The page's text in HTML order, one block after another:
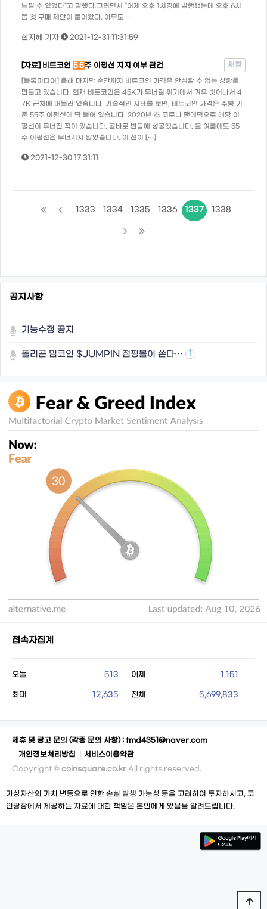
느낄 수 있었다"고 말했다.그러면서 "어제 오후 1시경에 발행했는데 오후 6시
쯤 첫 구매 제안이 들어왔다. 아무도 …
한지혜 기자 2021-12-31 11:31:59
[자료] 비트코인 55주 이평선 지지 여부 관건 새창
[블록미디어] 올해 마지막 순간까지 비트코인 가격은 안심할 수 없는 상황을
만들고 있습니다. 현재 비트코인은 45K가 무너질 위기에서 겨우 벗어나서 4
7K 근처에 머물러 있습니다. 기술적인 지표를 보면, 비트코인 가격은 주봉 기
준 55주 이평선에 딱 붙어 있습니다. 2020년 초 코로나 팬데믹으로 해당 이
평선이 무너진 적이 있습니다. 곧바로 반등에 성공했습니다. 올 여름에도 55
주 이평선은 무너지지 않았습니다. 이 선이 […]
2021-12-30 17:31:11
1333 1334 1335 1336 1337 1338
공지사항
기능수정 공지
폴리곤 밈코인 $JUMPIN 점핑볼이 쏜다… 1
접속자집계
오늘 513 어제 1,151
최대 12,635 전체 5,699,833
제휴 및 광고 문의 (각종 문의 사항) : tmd4351@naver.com
개인정보처리방침
서비스이용약관
Copyright © coinsquare.co.kr All rights reserved.
가상자산의 가치 변동으로 인한 손실 발생 가능성 등을 고려하여 투자하시고, 코
인광장에서 제공하는 자료에 대한 책임은 본인에게 있음을 알려드립니다.